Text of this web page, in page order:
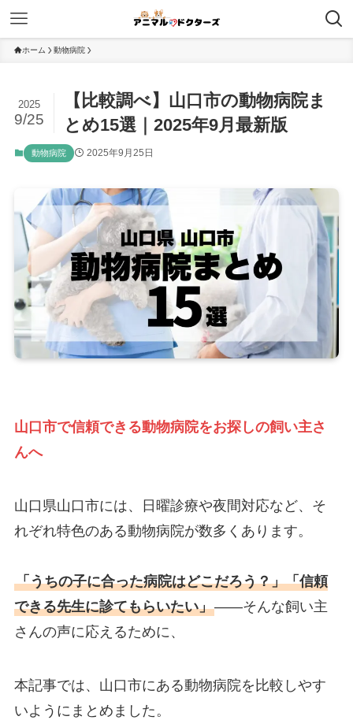
ホーム 動物病院
【比較調べ】山口市の動物病院ま
とめ15選｜2025年9月最新版
2025
9/25
動物病院 2025年9月25日
山口市で信頼できる動物病院をお探しの飼い主さ
んへ
山口県山口市には、日曜診療や夜間対応など、そ
れぞれ特色のある動物病院が数多くあります。
「うちの子に合った病院はどこだろう？」「信頼
できる先生に診てもらいたい」——そんな飼い主
さんの声に応えるために、
本記事では、山口市にある動物病院を比較しやす
いようにまとめました。